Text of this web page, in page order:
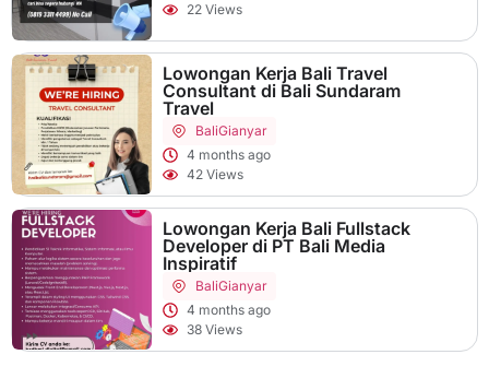
22 Views
Lowongan Kerja Bali Travel
Consultant di Bali Sundaram
Travel
BaliGianyar
4 months ago
42 Views
Lowongan Kerja Bali Fullstack
Developer di PT Bali Media
Inspiratif
BaliGianyar
4 months ago
38 Views